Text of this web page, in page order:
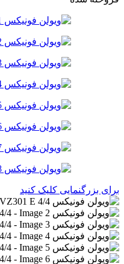
برای بزرگنمایی کلیک کنید